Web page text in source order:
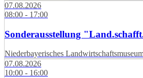
07.08.2026
08:00 - 17:00
Sonderausstellung
Niederbayerisches
07.08.2026
10:00 - 16:00